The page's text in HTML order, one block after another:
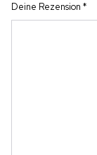
Deine Rezension *